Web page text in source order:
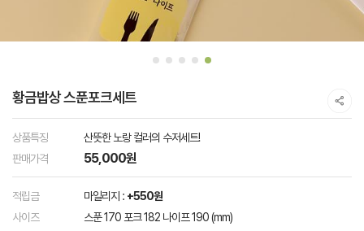
황금밥상 스푼포크세트
상품특징
산뜻한 노랑 컬러의 수저세트!
판매가격
55,000원
적립금 마일리지 : +550원
사이즈
스푼 170 포크 182 나이프 190 (mm)